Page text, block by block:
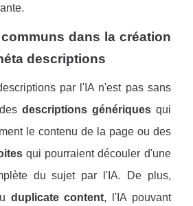
dans la création
descriptions
par l'IA n'est pas sans
descriptions génériquesqui
le contenu de la page ou des
qui pourraient découler d'une
du sujet par l'IA. De plus,
duplicate content, l'IA pouvant